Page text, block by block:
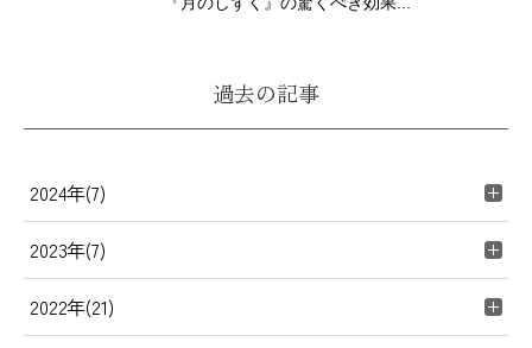
過去の記事
2024年(7)
2023年(7)
2022年(21)